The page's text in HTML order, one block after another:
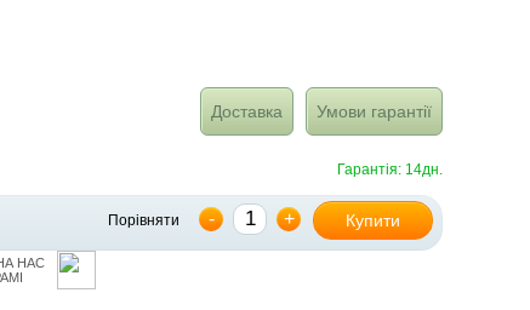
Доставка Умови гарантії
Гарантія: 14дн.
Порівняти - + Купити
НАС